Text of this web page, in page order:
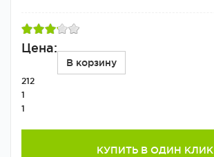
Цена:
В корзину
212
1
1
КУПИТЬ В ОДИН КЛИК